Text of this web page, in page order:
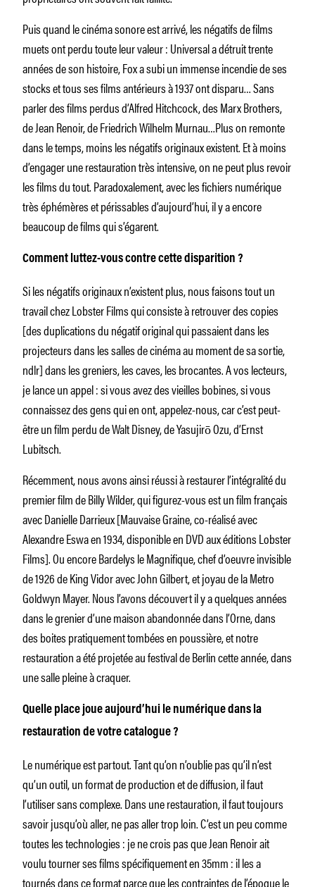
Puis quand le cinéma sonore est arrivé, les négatifs de films
muets ont perdu toute leur valeur : Universal a détruit trente
années de son histoire, Fox a subi un immense incendie de ses
stocks et tous ses films antérieurs à 1937 ont disparu… Sans
parler des films perdus d’Alfred Hitchcock, des Marx Brothers,
de Jean Renoir, de Friedrich Wilhelm Murnau…Plus on remonte
dans le temps, moins les négatifs originaux existent. Et à moins
d’engager une restauration très intensive, on ne peut plus revoir
les films du tout. Paradoxalement, avec les fichiers numérique
très éphémères et périssables d’aujourd’hui, il y a encore
beaucoup de films qui s’égarent.
Comment luttez-vous contre cette disparition ?
Si les négatifs originaux n’existent plus, nous faisons tout un
travail chez Lobster Films qui consiste à retrouver des copies
[des duplications du négatif original qui passaient dans les
projecteurs dans les salles de cinéma au moment de sa sortie,
ndlr] dans les greniers, les caves, les brocantes. A vos lecteurs,
je lance un appel : si vous avez des vieilles bobines, si vous
connaissez des gens qui en ont, appelez-nous, car c’est peut-
être un film perdu de Walt Disney, de Yasujirō Ozu, d’Ernst
Lubitsch.
Récemment, nous avons ainsi réussi à restaurer l’intégralité du
premier film de Billy Wilder, qui figurez-vous est un film français
avec Danielle Darrieux [Mauvaise Graine, co-réalisé avec
Alexandre Eswa en 1934, disponible en DVD aux éditions Lobster
Films]. Ou encore Bardelys le Magnifique, chef d’oeuvre invisible
de 1926 de King Vidor avec John Gilbert, et joyau de la Metro
Goldwyn Mayer. Nous l’avons découvert il y a quelques années
dans le grenier d’une maison abandonnée dans l’Orne, dans
des boites pratiquement tombées en poussière, et notre
restauration a été projetée au festival de Berlin cette année, dans
une salle pleine à craquer.
Quelle place joue aujourd’hui le numérique dans la
restauration de votre catalogue ?
Le numérique est partout. Tant qu’on n’oublie pas qu’il n’est
qu’un outil, un format de production et de diffusion, il faut
l’utiliser sans complexe. Dans une restauration, il faut toujours
savoir jusqu’où aller, ne pas aller trop loin. C’est un peu comme
toutes les technologies : je ne crois pas que Jean Renoir ait
voulu tourner ses films spécifiquement en 35mm : il les a
tournés dans ce format parce que les contraintes de l’époque le